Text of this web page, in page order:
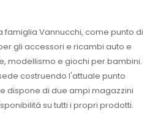
famiglia Vannucchi, come punto di
gli accessori e ricambi auto e
modellismo e giochi per bambini.
costruendo l'attuale punto
dispone di due ampi magazzini
su tutti i propri prodotti.